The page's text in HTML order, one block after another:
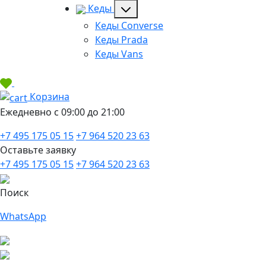
Кеды
Кеды Converse
Кеды Prada
Кеды Vans
Корзина
Ежедневно с 09:00 до 21:00
+7 495 175 05 15+7 964 520 23 63
Оставьте заявку
+7 495 175 05 15+7 964 520 23 63
Поиск
WhatsApp